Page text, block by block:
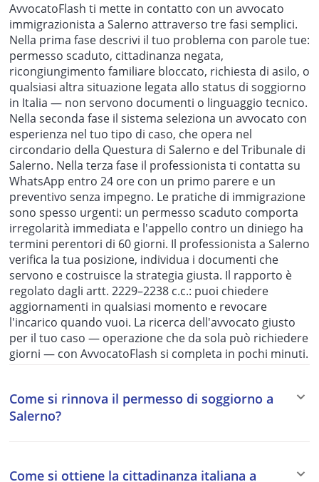
AvvocatoFlash ti mette in contatto con un avvocato
immigrazionista a Salerno attraverso tre fasi semplici.
Nella prima fase descrivi il tuo problema con parole tue:
permesso scaduto, cittadinanza negata,
ricongiungimento familiare bloccato, richiesta di asilo, o
qualsiasi altra situazione legata allo status di soggiorno
in Italia — non servono documenti o linguaggio tecnico.
Nella seconda fase il sistema seleziona un avvocato con
esperienza nel tuo tipo di caso, che opera nel
circondario della Questura di Salerno e del Tribunale di
Salerno. Nella terza fase il professionista ti contatta su
WhatsApp entro 24 ore con un primo parere e un
preventivo senza impegno. Le pratiche di immigrazione
sono spesso urgenti: un permesso scaduto comporta
irregolarità immediata e l'appello contro un diniego ha
termini perentori di 60 giorni. Il professionista a Salerno
verifica la tua posizione, individua i documenti che
servono e costruisce la strategia giusta. Il rapporto è
regolato dagli artt. 2229–2238 c.c.: puoi chiedere
aggiornamenti in qualsiasi momento e revocare
l'incarico quando vuoi. La ricerca dell'avvocato giusto
per il tuo caso — operazione che da sola può richiedere
giorni — con AvvocatoFlash si completa in pochi minuti.
Come si rinnova il permesso di soggiorno a
Salerno?
unico per l'immigrazione territorialmente competente.
Come si ottiene la cittadinanza italiana a